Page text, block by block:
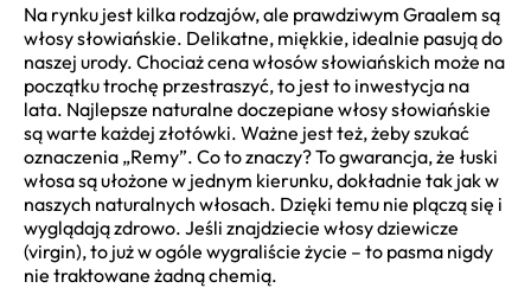
Na rynku jest kilka rodzajów, ale prawdziwym Graalem są
włosy słowiańskie. Delikatne, miękkie, idealnie pasują do
naszej urody. Chociaż cena włosów słowiańskich może na
początku trochę przestraszyć, to jest to inwestycja na
lata. Najlepsze naturalne doczepiane włosy słowiańskie
są warte każdej złotówki. Ważne jest też, żeby szukać
oznaczenia „Remy”. Co to znaczy? To gwarancja, że łuski
włosa są ułożone w jednym kierunku, dokładnie tak jak w
naszych naturalnych włosach. Dzięki temu nie plączą się i
wyglądają zdrowo. Jeśli znajdziecie włosy dziewicze
(virgin), to już w ogóle wygraliście życie – to pasma nigdy
nie traktowane żadną chemią.